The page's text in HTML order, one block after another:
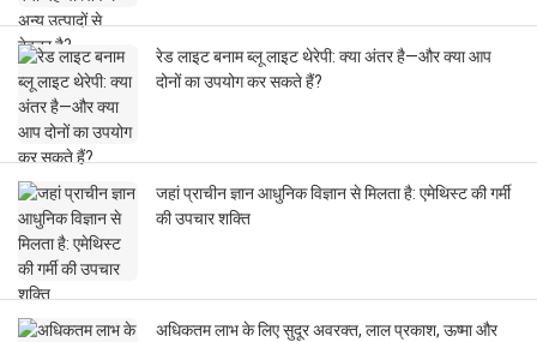
रेड लाइट बनाम ब्लू लाइट थेरेपी: क्या अंतर है—और क्या आप
दोनों का उपयोग कर सकते हैं?
जहां प्राचीन ज्ञान आधुनिक विज्ञान से मिलता है: एमेथिस्ट की गर्मी
की उपचार शक्ति
अधिकतम लाभ के लिए सुदूर अवरक्त, लाल प्रकाश, ऊष्मा और